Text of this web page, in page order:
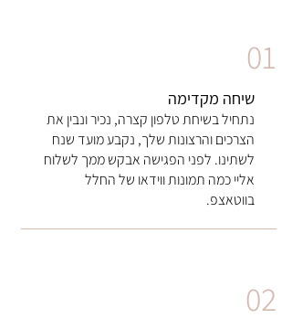
01
שיחה מקדימה
נתחיל בשיחת טלפון קצרה, נכיר ונבין את
הצרכים והרצונות שלך, נקבע מועד שנח
לשתינו. לפני הפגישה אבקש ממך לשלוח
אליי כמה תמונות ווידאו של החלל
בווטאצפ.
02